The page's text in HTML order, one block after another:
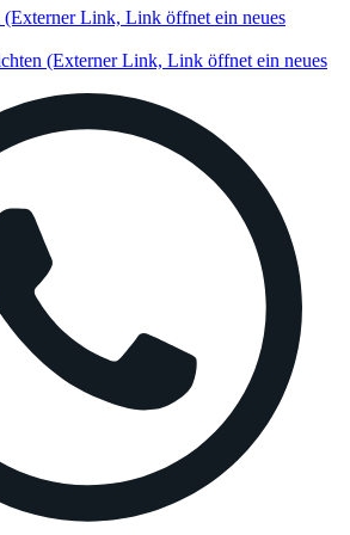
(Externer Link, Link öffnet ein neues
(Externer Link, Link öffnet ein neues